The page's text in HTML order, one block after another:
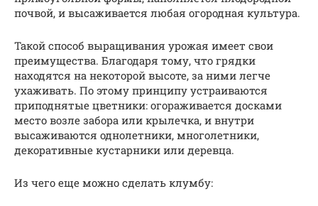
почвой, и высаживается любая огородная культура.
Такой способ выращивания урожая имеет свои
преимущества. Благодаря тому, что грядки
находятся на некоторой высоте, за ними легче
ухаживать. По этому принципу устраиваются
приподнятые цветники: огораживается досками
место возле забора или крылечка, и внутри
высаживаются однолетники, многолетники,
декоративные кустарники или деревца.
Из чего еще можно сделать клумбу: